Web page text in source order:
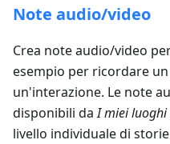
Note audio/video
Crea note audio/video
esempio per ricordare
un'interazione. Le note
disponibili daI miei luoghi
livello individuale di